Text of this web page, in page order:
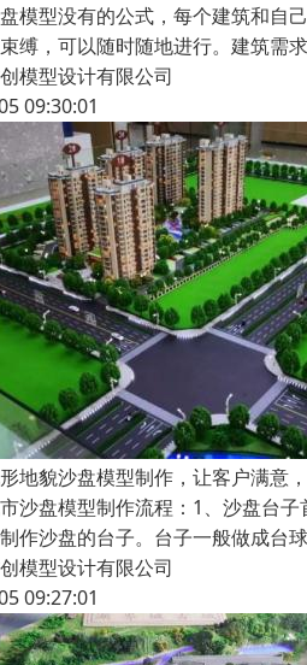
模型没有的公式，每个建筑和自
缚，可以随时随地进行。建筑需
模型设计有限公司
09:30:01
地貌沙盘模型制作，让客户满意
沙盘模型制作流程：1、沙盘台
作沙盘的台子。台子一般做成台
模型设计有限公司
09:27:01